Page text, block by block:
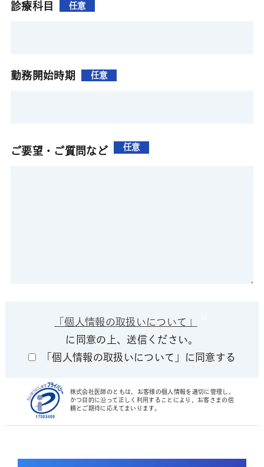
診療科目 任意
勤務開始時期 任意
ご要望・ご質問など 任意
「個人情報の取扱いについて」
に同意の上、送信ください。
「個人情報の取扱いについて」に同意する
株式会社医師のともは、お客様の個人情報を適切に管理し、
かつ目的に沿って正しく利用することにより、お客さまの信
頼とご期待に応えてまいります。